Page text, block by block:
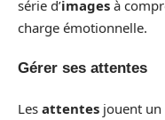
série d’images à
charge émotionnelle.
Gérer ses attentes
Les attentes jouent